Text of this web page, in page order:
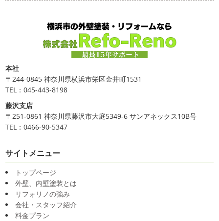
本社
〒244-0845 神奈川県横浜市栄区金井町1531
TEL：045-443-8198
藤沢支店
〒251-0861 神奈川県藤沢市大庭5349-6 サンアネックス10B号
TEL：0466-90-5347
サイトメニュー
トップページ
外壁、内壁塗装とは
リフォリノの強み
会社・スタッフ紹介
料金プラン